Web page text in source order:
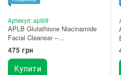
Артикул: aplb9
APLB Glutathione Niacinamide
Facial Cleanser –
освітлювальний гель для
вмивання з глутатіоном та
ніацинамідом 80 мл
475 грн
Купити